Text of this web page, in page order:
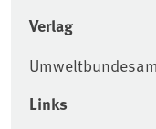
Verlag
Links